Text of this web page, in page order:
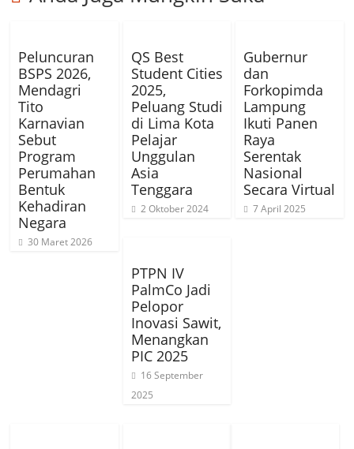
Peluncuran
BSPS 2026,
Mendagri
Tito
Karnavian
Sebut
Program
Perumahan
Bentuk
Kehadiran
Negara
30 Maret 2026
QS Best
Student Cities
2025,
Peluang Studi
di Lima Kota
Pelajar
Unggulan
Asia
Tenggara
2 Oktober 2024
Gubernur
dan
Forkopimda
Lampung
Ikuti Panen
Raya
Serentak
Nasional
Secara Virtual
7 April 2025
PTPN IV
PalmCo Jadi
Pelopor
Inovasi Sawit,
Menangkan
PIC 2025
16 September
2025